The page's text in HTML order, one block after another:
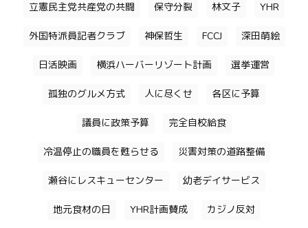
立憲民主党共産党の共闘 保守分裂 林文子 YHR
外国特派員記者クラブ 神保哲生 FCCJ 深田萌絵
日活映画 横浜ハーバーリゾート計画 選挙運営
孤独のグルメ方式 人に尽くせ 各区に予算
議員に政策予算 完全自校給食
冷温停止の職員を甦らせる 災害対策の道路整備
瀬谷にレスキューセンター 幼老デイサービス
地元食材の日 YHR計画賛成 カジノ反対